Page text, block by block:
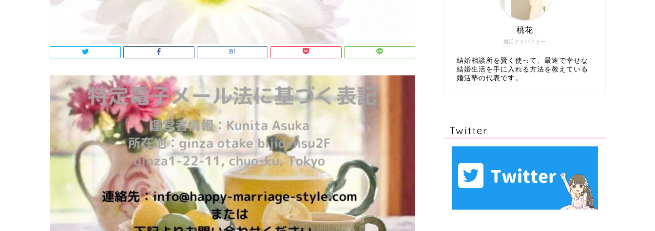
婚活アドバイザー
桃花
結婚相談所を賢く使って、最速で幸せな
結婚生活を手に入れる方法を教えている
婚活塾の代表です。
Twitter